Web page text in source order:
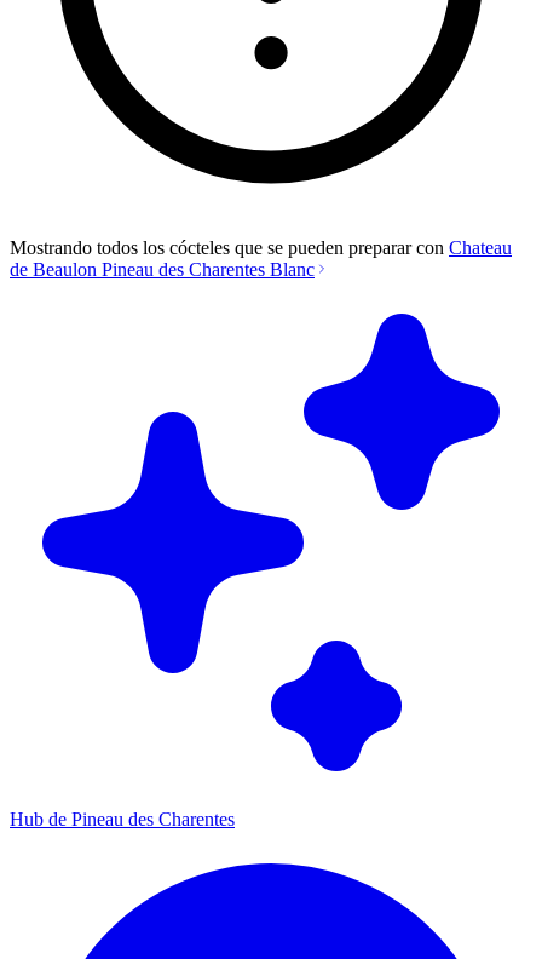
Mostrando todos los cócteles que se pueden preparar con Chateau
de Beaulon Pineau des Charentes Blanc
Hub de Pineau des Charentes